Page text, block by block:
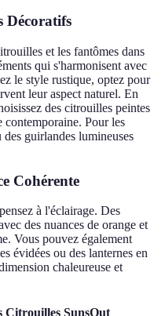
Décoratifs
et les fantômes dans
qui s'harmonisent avec
le style rustique, optez pour
leur aspect naturel. En
des citrouilles peintes
contemporaine. Pour les
guirlandes lumineuses
Cohérente
à l'éclairage. Des
des nuances de orange et
Vous pouvez également
évidées ou des lanternes en
chaleureuse et
Citrouilles SunsOut